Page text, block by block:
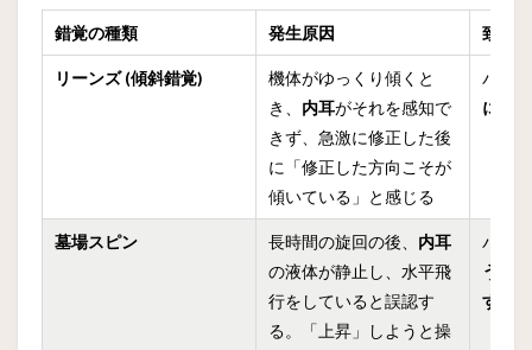
錯覚の種類 発生原因 致命
リーンズ (傾斜錯覚)
機体がゆっくり傾くと
き、 内耳がそれを感知で
きず、急激に修正した後
に「修正した方向こそが
傾いている」と感じる
パイ
に修
墓場スピン 長時間の旋回の後、 内耳
の液体が静止し、水平飛
行をしていると誤認す
る。「上昇」しようと操
パイ
うち
する